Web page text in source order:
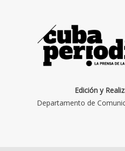
Edición y
Departamento de